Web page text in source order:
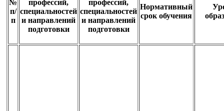
№
п/
п
профессий,
специальностей
и направлений
подготовки
профессий,
специальностей
и направлений
подготовки
Нормативный
срок обучения